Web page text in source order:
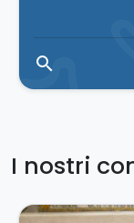
search
I nostri